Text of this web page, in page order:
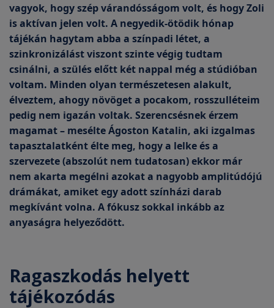
vagyok, hogy szép várandósságom volt, és hogy Zoli
is aktívan jelen volt. A negyedik-ötödik hónap
tájékán hagytam abba a színpadi létet, a
szinkronizálást viszont szinte végig tudtam
csinálni, a szülés előtt két nappal még a stúdióban
voltam. Minden olyan természetesen alakult,
élveztem, ahogy növöget a pocakom, rosszulléteim
pedig nem igazán voltak. Szerencsésnek érzem
magamat – mesélte Ágoston Katalin, aki izgalmas
tapasztalatként élte meg, hogy a lelke és a
szervezete (abszolút nem tudatosan) ekkor már
nem akarta megélni azokat a nagyobb amplitúdójú
drámákat, amiket egy adott színházi darab
megkívánt volna. A fókusz sokkal inkább az
anyaságra helyeződött.
Ragaszkodás helyett
tájékozódás